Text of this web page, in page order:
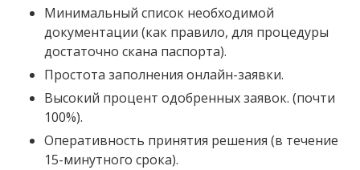
Минимальный список необходимой
документации (как правило, для процедуры
достаточно скана паспорта).
Простота заполнения онлайн-заявки.
Высокий процент одобренных заявок. (почти
100%).
Оперативность принятия решения (в течение
15-минутного срока).